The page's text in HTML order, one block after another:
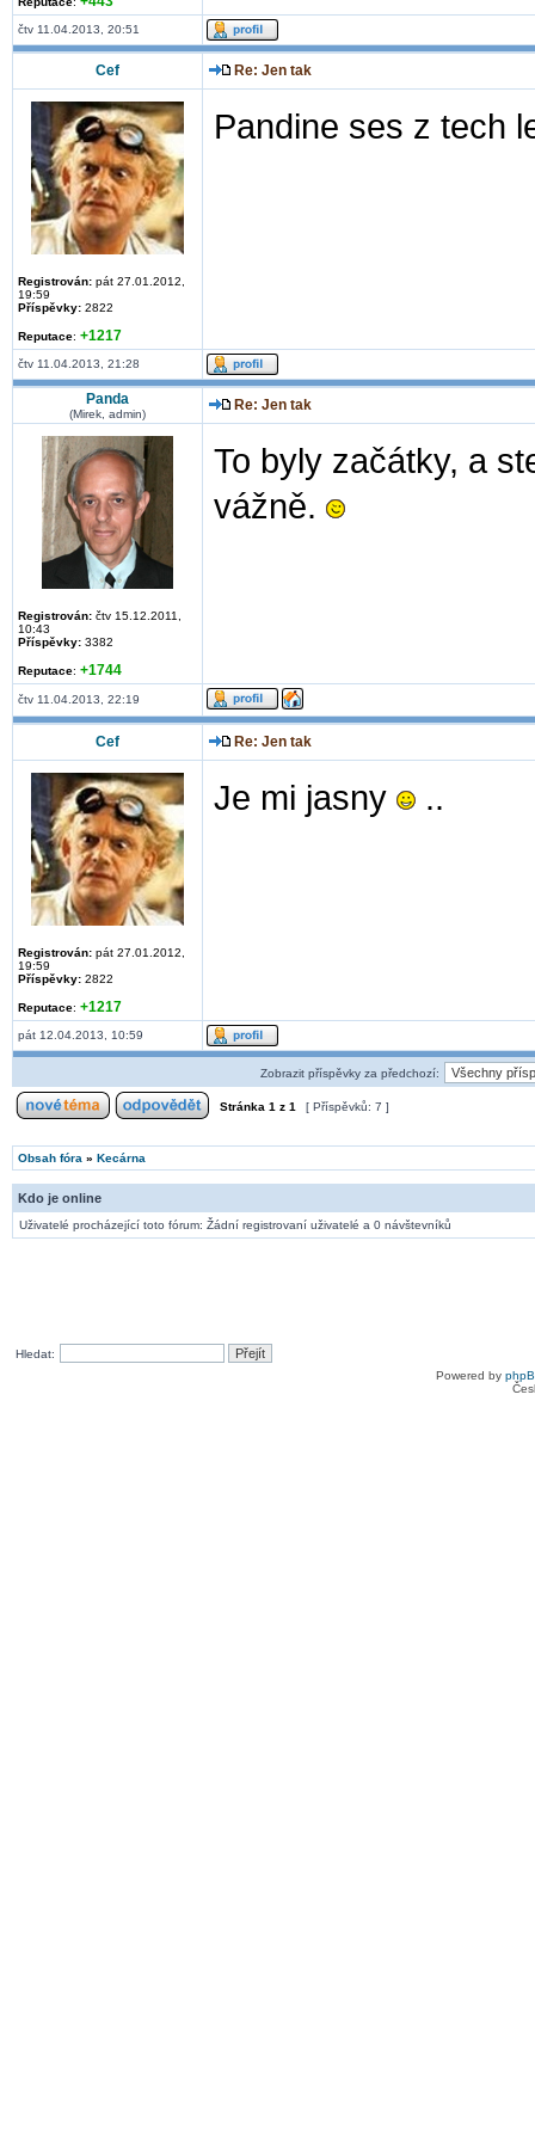
čtv 11.04.2013, 20:51
Cef Re: Jen tak
Registrován: pát 27.01.2012,
19:59
Příspěvky: 2822
Reputace: +1217
Pandine ses z tech
čtv 11.04.2013, 21:28
Panda
(Mirek, admin)
Re: Jen tak
Registrován: čtv 15.12.2011,
10:43
Příspěvky: 3382
Reputace: +1744
To byly začátky, a
vážně.
čtv 11.04.2013, 22:19
Cef Re: Jen tak
Registrován: pát 27.01.2012,
19:59
Příspěvky: 2822
Reputace: +1217
Je mi jasny ..
pát 12.04.2013, 10:59
Zobrazit příspěvky za předchozí:
Stránka 1 z 1 [ Příspěvků: 7 ]
Obsah fóra » Kecárna
Kdo je online
Uživatelé procházející toto fórum: Žádní registrovaní uživatelé a 0 návštevníků
Hledat:
Powered by